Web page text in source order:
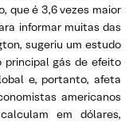
que é 3,6 vezes maior
informar muitas das
sugeriu um estudo
principal gás de efeito
e, portanto, afeta
americanos
em dólares,